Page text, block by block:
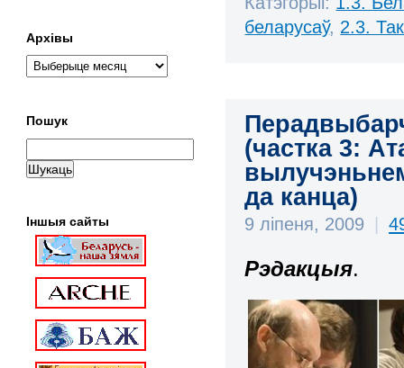
беларусаў, 2.3.
(частка 3:
да канца)
9 ліпеня, 2009
Рэдакцыя.
Архівы
Пошук
Іншыя сайты